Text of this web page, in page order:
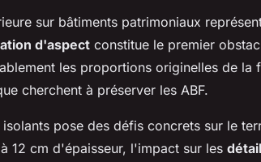
sur bâtiments patrimoniaux
d'aspect constitue le premier
les proportions originelles de la
cherchent à préserver les ABF.
pose des défis concrets sur le
12 cm d'épaisseur, l'impact sur les